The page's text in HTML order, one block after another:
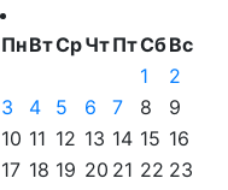
ПнВтСрЧтПтСбВс
1
2
3
4 5 6 7 8
9
10 11 12 13 14 15 16
17 18 19 20 21 22 23